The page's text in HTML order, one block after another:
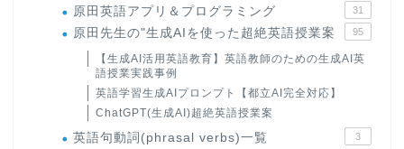
原田英語アプリ＆プログラミング 31
原田先生の"生成AIを使った超絶英語授業案 95
【生成AI活用英語教育】英語教師のための生成AI英
語授業実践事例
英語学習生成AIプロンプト【都立AI完全対応】
ChatGPT(生成AI)超絶英語授業案
英語句動詞(phrasal verbs)一覧 3